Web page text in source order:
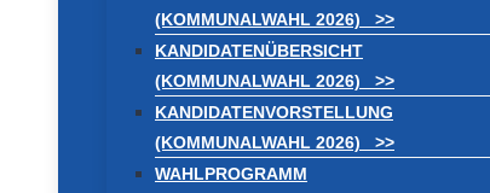
(KOMMUNALWAHL 2026) >>
KANDIDATENÜBERSICHT
(KOMMUNALWAHL 2026) >>
KANDIDATENVORSTELLUNG
(KOMMUNALWAHL 2026) >>
WAHLPROGRAMM